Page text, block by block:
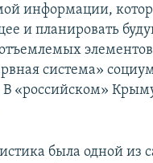
информации,
и планировать
система»
«российском»
была одной из